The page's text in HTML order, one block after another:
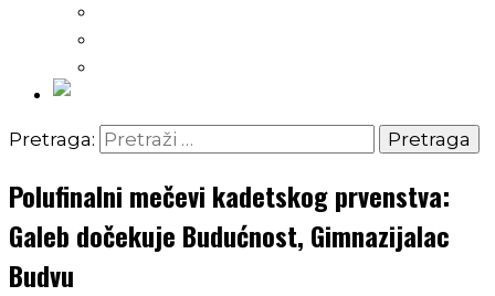
Pretraga:
Polufinalni mečevi kadetskog prvenstva:
Galeb dočekuje Budućnost, Gimnazijalac
Budvu